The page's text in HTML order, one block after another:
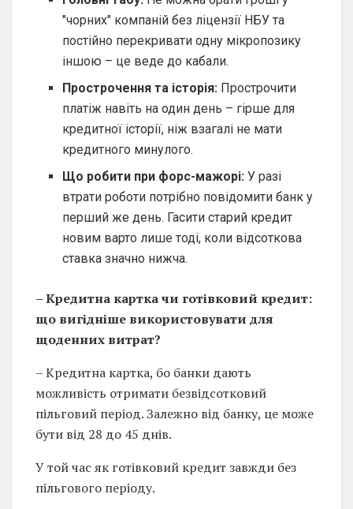
"чорних" компаній без ліцензії НБУ та
постійно перекривати одну мікропозику
іншою – це веде до кабали.
Прострочення та історія: Прострочити
платіж навіть на один день – гірше для
кредитної історії, ніж взагалі не мати
кредитного минулого.
Що робити при форс-мажорі: У разі
втрати роботи потрібно повідомити банк у
перший же день. Гасити старий кредит
новим варто лише тоді, коли відсоткова
ставка значно нижча.
– Кредитна картка чи готівковий кредит:
що вигідніше використовувати для
щоденних витрат?
– Кредитна картка, бо банки дають
можливість отримати безвідсотковий
пільговий період. Залежно від банку, це може
бути від 28 до 45 днів.
У той час як готівковий кредит завжди без
пільгового періоду.